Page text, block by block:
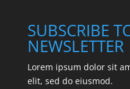
SUBSCRIBE
NEWSLETTER
Lorem ipsum dolor sit
elit, sed do eiusmod.